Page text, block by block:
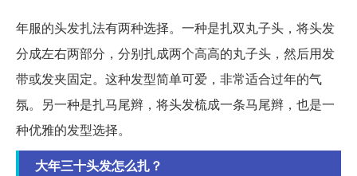
年服的头发扎法有两种选择。一种是扎双丸子头，将头发
分成左右两部分，分别扎成两个高高的丸子头，然后用发
带或发夹固定。这种发型简单可爱，非常适合过年的气
氛。另一种是扎马尾辫，将头发梳成一条马尾辫，也是一
种优雅的发型选择。
大年三十头发怎么扎？